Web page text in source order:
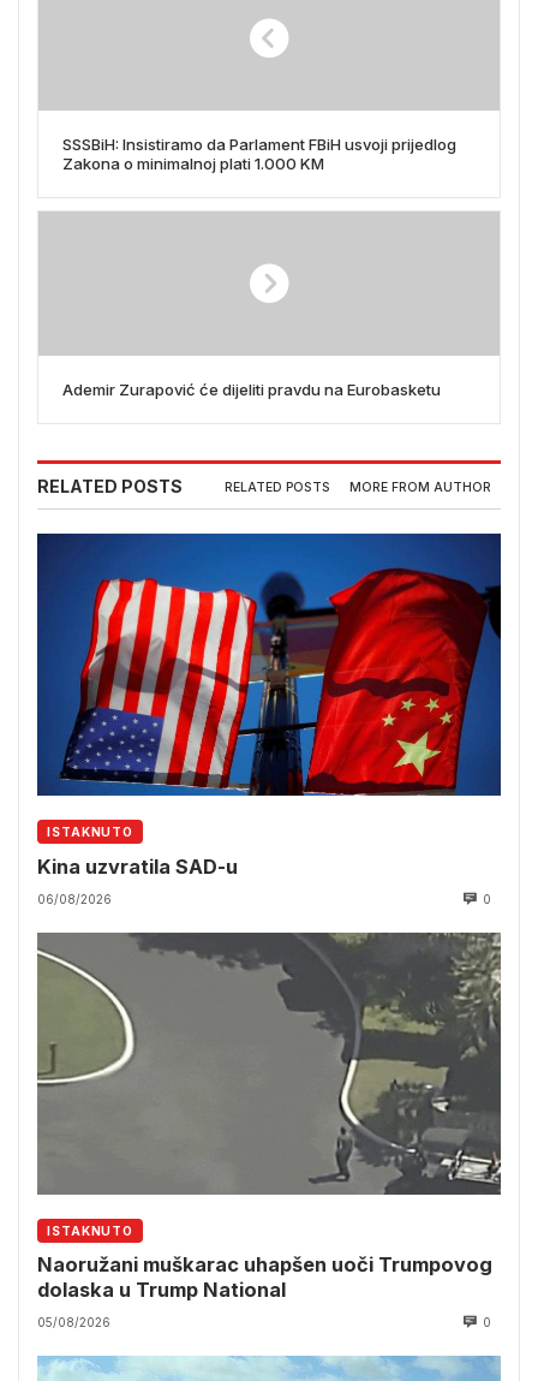
SSSBiH: Insistiramo da Parlament FBiH usvoji prijedlog
Zakona o minimalnoj plati 1.000 KM
Ademir Zurapović će dijeliti pravdu na Eurobasketu
RELATED POSTS RELATED POSTS MORE FROM AUTHOR
ISTAKNUTO
Kina uzvratila SAD-u
06/08/2026 0
ISTAKNUTO
Naoružani muškarac uhapšen uoči Trumpovog
dolaska u Trump National
05/08/2026 0